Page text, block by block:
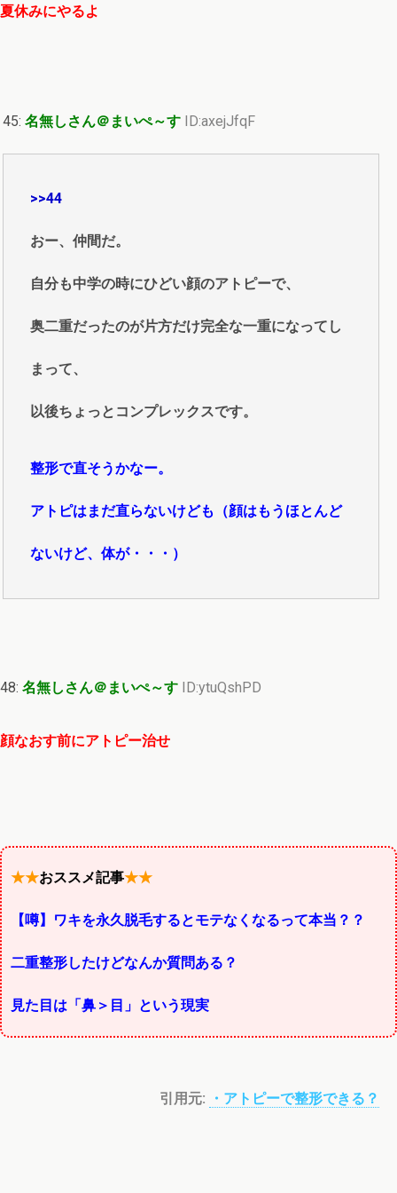
夏休みにやるよ
45: 名無しさん＠まいぺ～す ID:axejJfqF
>>44
おー、仲間だ。
自分も中学の時にひどい顔のアトピーで、
奥二重だったのが片方だけ完全な一重になってし
まって、
以後ちょっとコンプレックスです。
整形で直そうかなー。
アトピはまだ直らないけども（顔はもうほとんど
ないけど、体が・・・）
48: 名無しさん＠まいぺ～す ID:ytuQshPD
顔なおす前にアトピー治せ
★★おススメ記事★★
【噂】ワキを永久脱毛するとモテなくなるって本当？？
二重整形したけどなんか質問ある？
見た目は「鼻＞目」という現実
引用元: ・アトピーで整形できる？